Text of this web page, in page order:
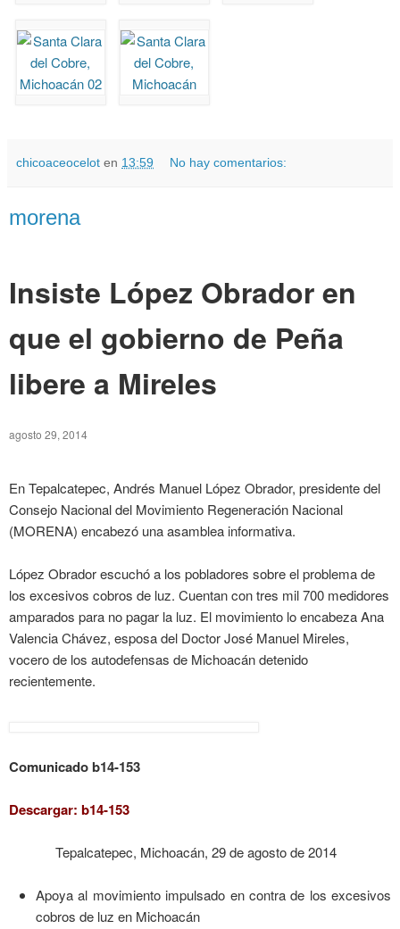
chicoaceocelot en 13:59 No hay comentarios:
morena
Insiste López Obrador en
que el gobierno de Peña
libere a Mireles
agosto 29, 2014
En Tepalcatepec, Andrés Manuel López Obrador, presidente del
Consejo Nacional del Movimiento Regeneración Nacional
(MORENA) encabezó una asamblea informativa.
López Obrador escuchó a los pobladores sobre el problema de
los excesivos cobros de luz. Cuentan con tres mil 700 medidores
amparados para no pagar la luz. El movimiento lo encabeza Ana
Valencia Chávez, esposa del Doctor José Manuel Mireles,
vocero de los autodefensas de Michoacán detenido
recientemente.
Comunicado b14-153
Descargar: b14-153
Tepalcatepec, Michoacán, 29 de agosto de 2014
Apoya al movimiento impulsado en contra de los excesivos
cobros de luz en Michoacán